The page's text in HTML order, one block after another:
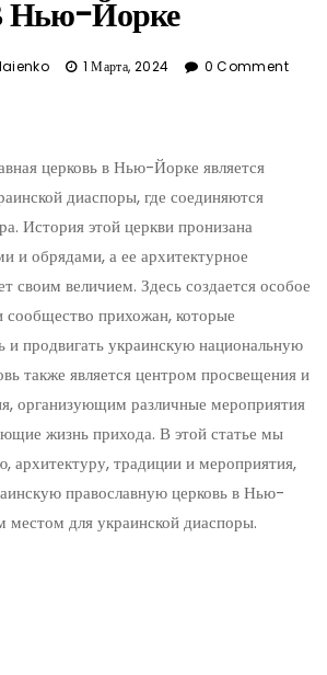
Нью-Йорке
1 Марта, 2024 0 Comment
церковь в Нью-Йорке является
диаспоры, где соединяются
История этой церкви пронизана
и обрядами, а ее архитектурное
своим величием. Здесь создается особое
сообщество прихожан, которые
и продвигать украинскую национальную
также является центром просвещения и
организующим различные мероприятия
жизнь прихода. В этой статье мы
архитектуру, традиции и мероприятия,
православную церковь в Нью-
для украинской диаспоры.